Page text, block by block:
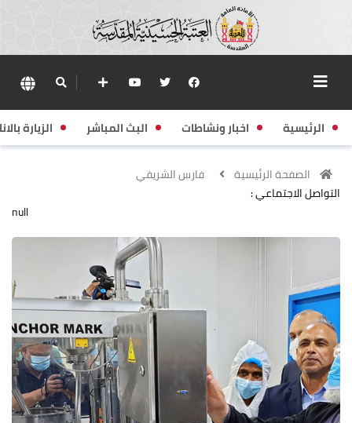
الرئيسية اخبار ونشاطات البث المباشر الزيارة
الصفحة الرئيسية
فارس الشريفي
التواصل الاجتماعي :
null